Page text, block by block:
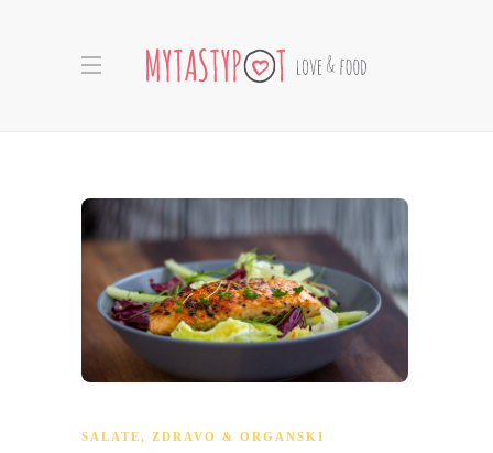
SALATE, ZDRAVO & ORGANSKI